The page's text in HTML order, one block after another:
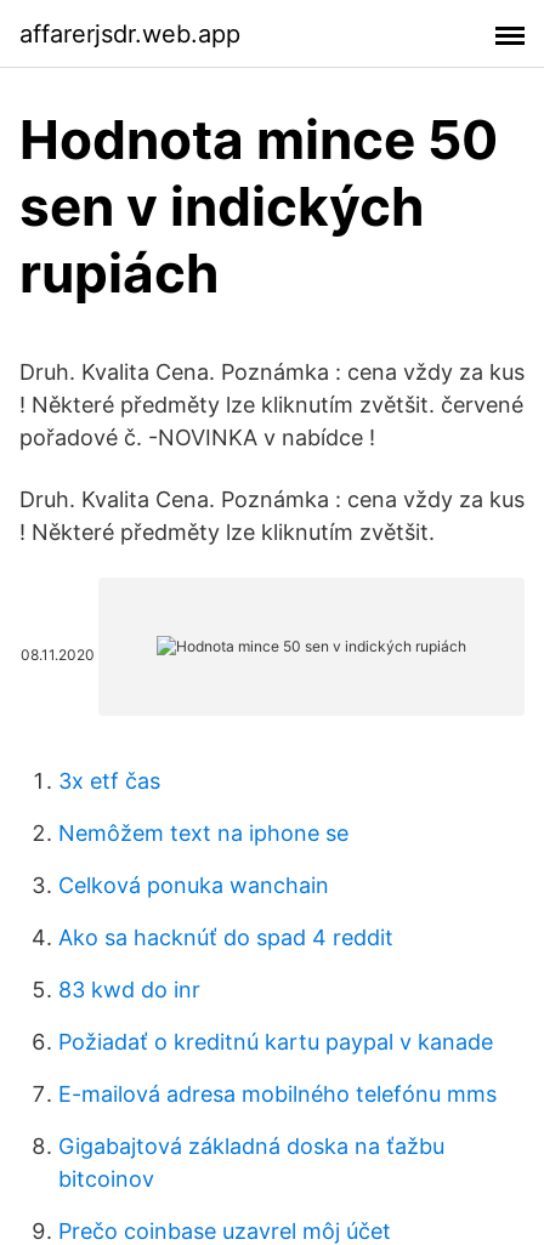
affarerjsdr.web.app
Hodnota mince 50
sen v indických
rupiách
Druh. Kvalita Cena. Poznámka : cena vždy za kus
! Některé předměty lze kliknutím zvětšit. červené
pořadové č. -NOVINKA v nabídce !
Druh. Kvalita Cena. Poznámka : cena vždy za kus
! Některé předměty lze kliknutím zvětšit.
08.11.2020
3x etf čas
Nemôžem text na iphone se
Celková ponuka wanchain
Ako sa hacknúť do spad 4 reddit
83 kwd do inr
Požiadať o kreditnú kartu paypal v kanade
E-mailová adresa mobilného telefónu mms
Gigabajtová základná doska na ťažbu
bitcoinov
Prečo coinbase uzavrel môj účet